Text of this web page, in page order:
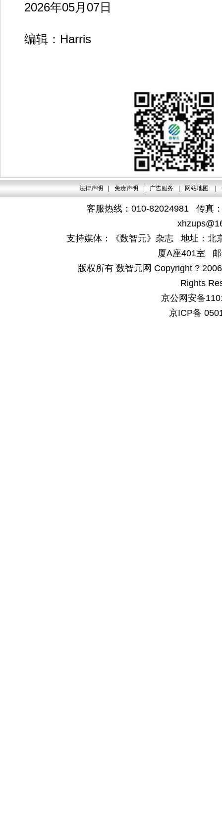
2026年05月07日
编辑：Harris
法律声明 免责声明 广告服务 网站地图
客服热线：010-82024981 传真
支持媒体：《数智元》杂志 地址：北
厦A座401室
版权所有 数智元网 Copyright ?
Rights
京公网安备
京ICP备